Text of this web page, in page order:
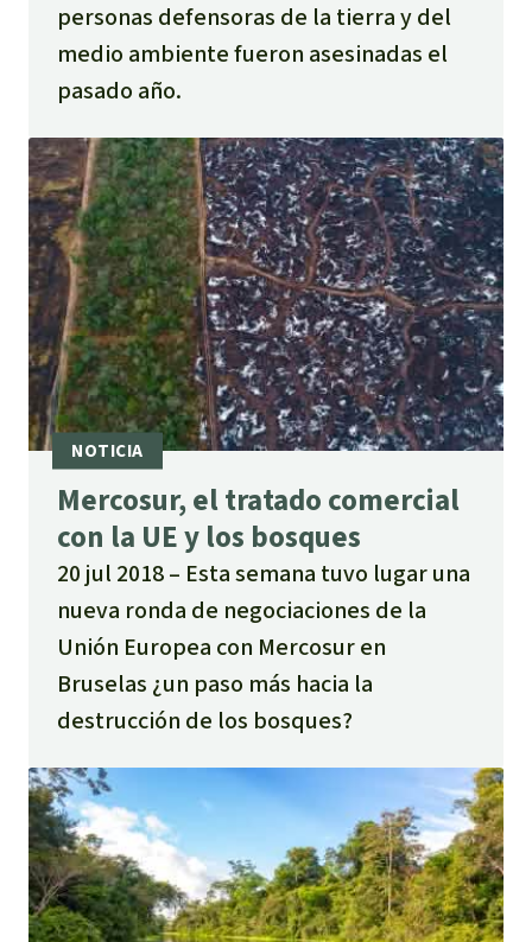
personas defensoras de la tierra y del
medio ambiente fueron asesinadas el
pasado año.
Mercosur, el tratado comercial
con la UE y los bosques
20 jul 2018
Esta semana tuvo lugar una
nueva ronda de negociaciones de la
Unión Europea con Mercosur en
Bruselas ¿un paso más hacia la
destrucción de los bosques?